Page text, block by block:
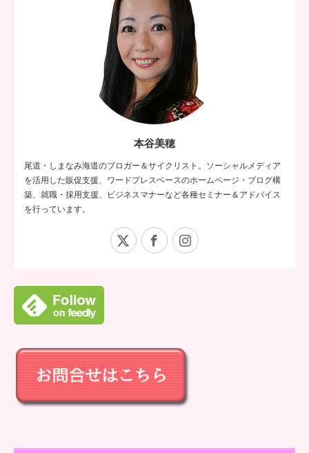
本谷美穂
尾道・しまなみ海道のブロガー＆サイクリスト。ソーシャルメディア
を活用した販促支援、ワードプレスベースのホームページ・ブログ構
築、就職・採用支援、ビジネスマナーなど各種セミナー＆アドバイス
を行っています。
Facebook